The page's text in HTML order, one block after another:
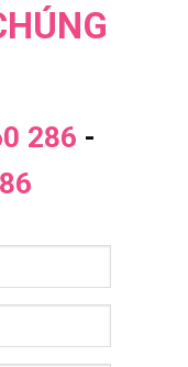
286 -